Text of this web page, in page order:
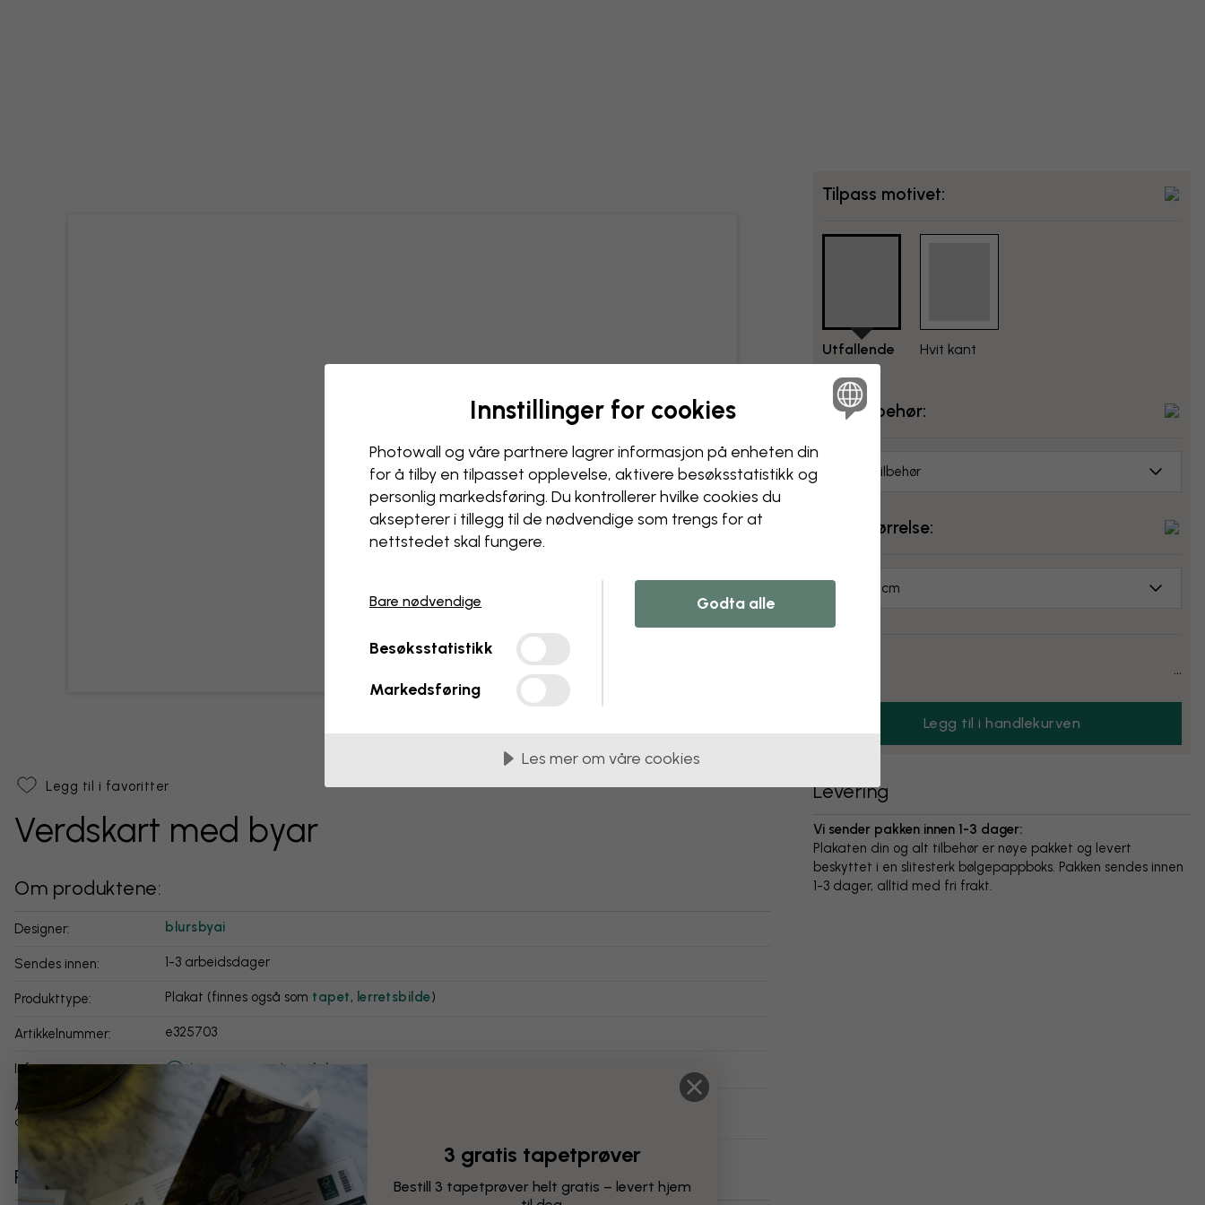
Tilpass motivet:
Utfallende Hvit kant
Velg tilbehør:
Ingen tilbehør
Velg størrelse:
70x50 cm
...
Legg til i handlekurven
Legg til i favoritter
Verdskart med byar
Om produktene:
Designer: blursbyai
Sendes innen: 1-3 arbeidsdager
Produkttype: Plakat (finnes også som tapet, lerretsbilde)
Artikkelnummer: e325703
info: Les mer om våre plakater
Andre versjoner av
dette motivet:
Relaterte kategorier
Levering
Vi sender pakken innen 1-3 dager:
Plakaten din og alt tilbehør er nøye pakket og levert
beskyttet i en slitesterk bølgepappboks. Pakken sendes innen
1-3 dager, alltid med fri frakt.
3 gratis tapetprøver
Bestill 3 tapetprøver helt gratis – levert hjem
Innstillinger for cookies
Photowall og våre partnere lagrer informasjon på enheten din
for å tilby en tilpasset opplevelse, aktivere besøks­statistikk og
personlig markedsføring. Du kontrollerer hvilke cookies du
aksepterer i tillegg til de nødvendige som trengs for at
nettstedet skal fungere.
Bare nødvendige
Besøksstatistikk
Markedsføring
Godta alle
Les mer om våre cookies